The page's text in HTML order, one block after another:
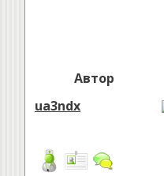
Автор
ua3ndx